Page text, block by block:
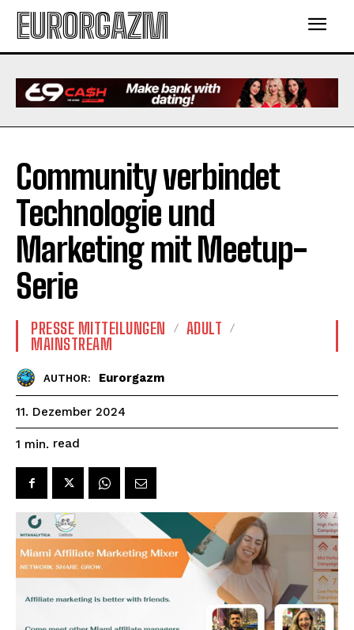
EURORGAZM
Community verbindet
Technologie und
Marketing mit Meetup-
Serie
PRESSE MITTEILUNGEN
ADULT
MAINSTREAM
AUTHOR: Eurorgazm
11. Dezember 2024
1 min. read